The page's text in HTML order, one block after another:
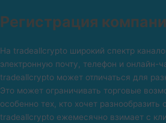
Регистрация
На tradeallcrypto широкий спектр
электронную почту, телефон и онлайн-
tradeallcrypto может отличаться для
Это может ограничивать торговые
особенно тех, кто хочет разнообразить
tradeallcrypto ежемесячно взимает с